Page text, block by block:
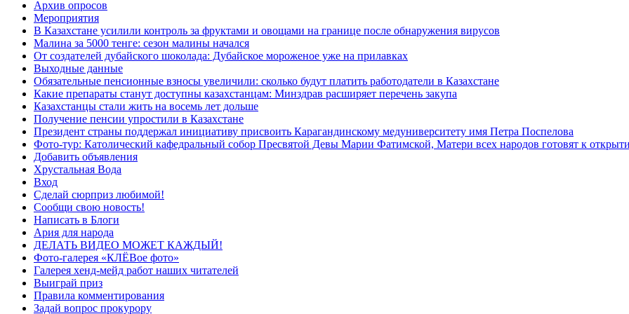
Архив опросов
Мероприятия
В Казахстане усилили контроль за фруктами и овощами на границе после обнаружения вирусов
Малина за 5000 тенге: сезон малины начался
От создателей дубайского шоколада: Дубайское мороженое уже на прилавках
Выходные данные
Обязательные пенсионные взносы увеличили: сколько будут платить работодатели в Казахстане
Какие препараты станут доступны казахстанцам: Минздрав расширяет перечень закупа
Казахстанцы стали жить на восемь лет дольше
Получение пенсии упростили в Казахстане
Президент страны поддержал инициативу присвоить Карагандинскому медуниверситету имя Петра Поспелова
Фото-тур: Католический кафедральный собор Пресвятой Девы Марии Фатимской, Матери всех народов готовят к
Добавить объявления
Хрустальная Вода
Вход
Сделай сюрприз любимой!
Сообщи свою новость!
Написать в Блоги
Ария для народа
ДЕЛАТЬ ВИДЕО МОЖЕТ КАЖДЫЙ!
Фото-галерея «КЛЁВое фото»
Галерея хенд-мейд работ наших читателей
Выиграй приз
Правила комментирования
Задай вопрос прокурору